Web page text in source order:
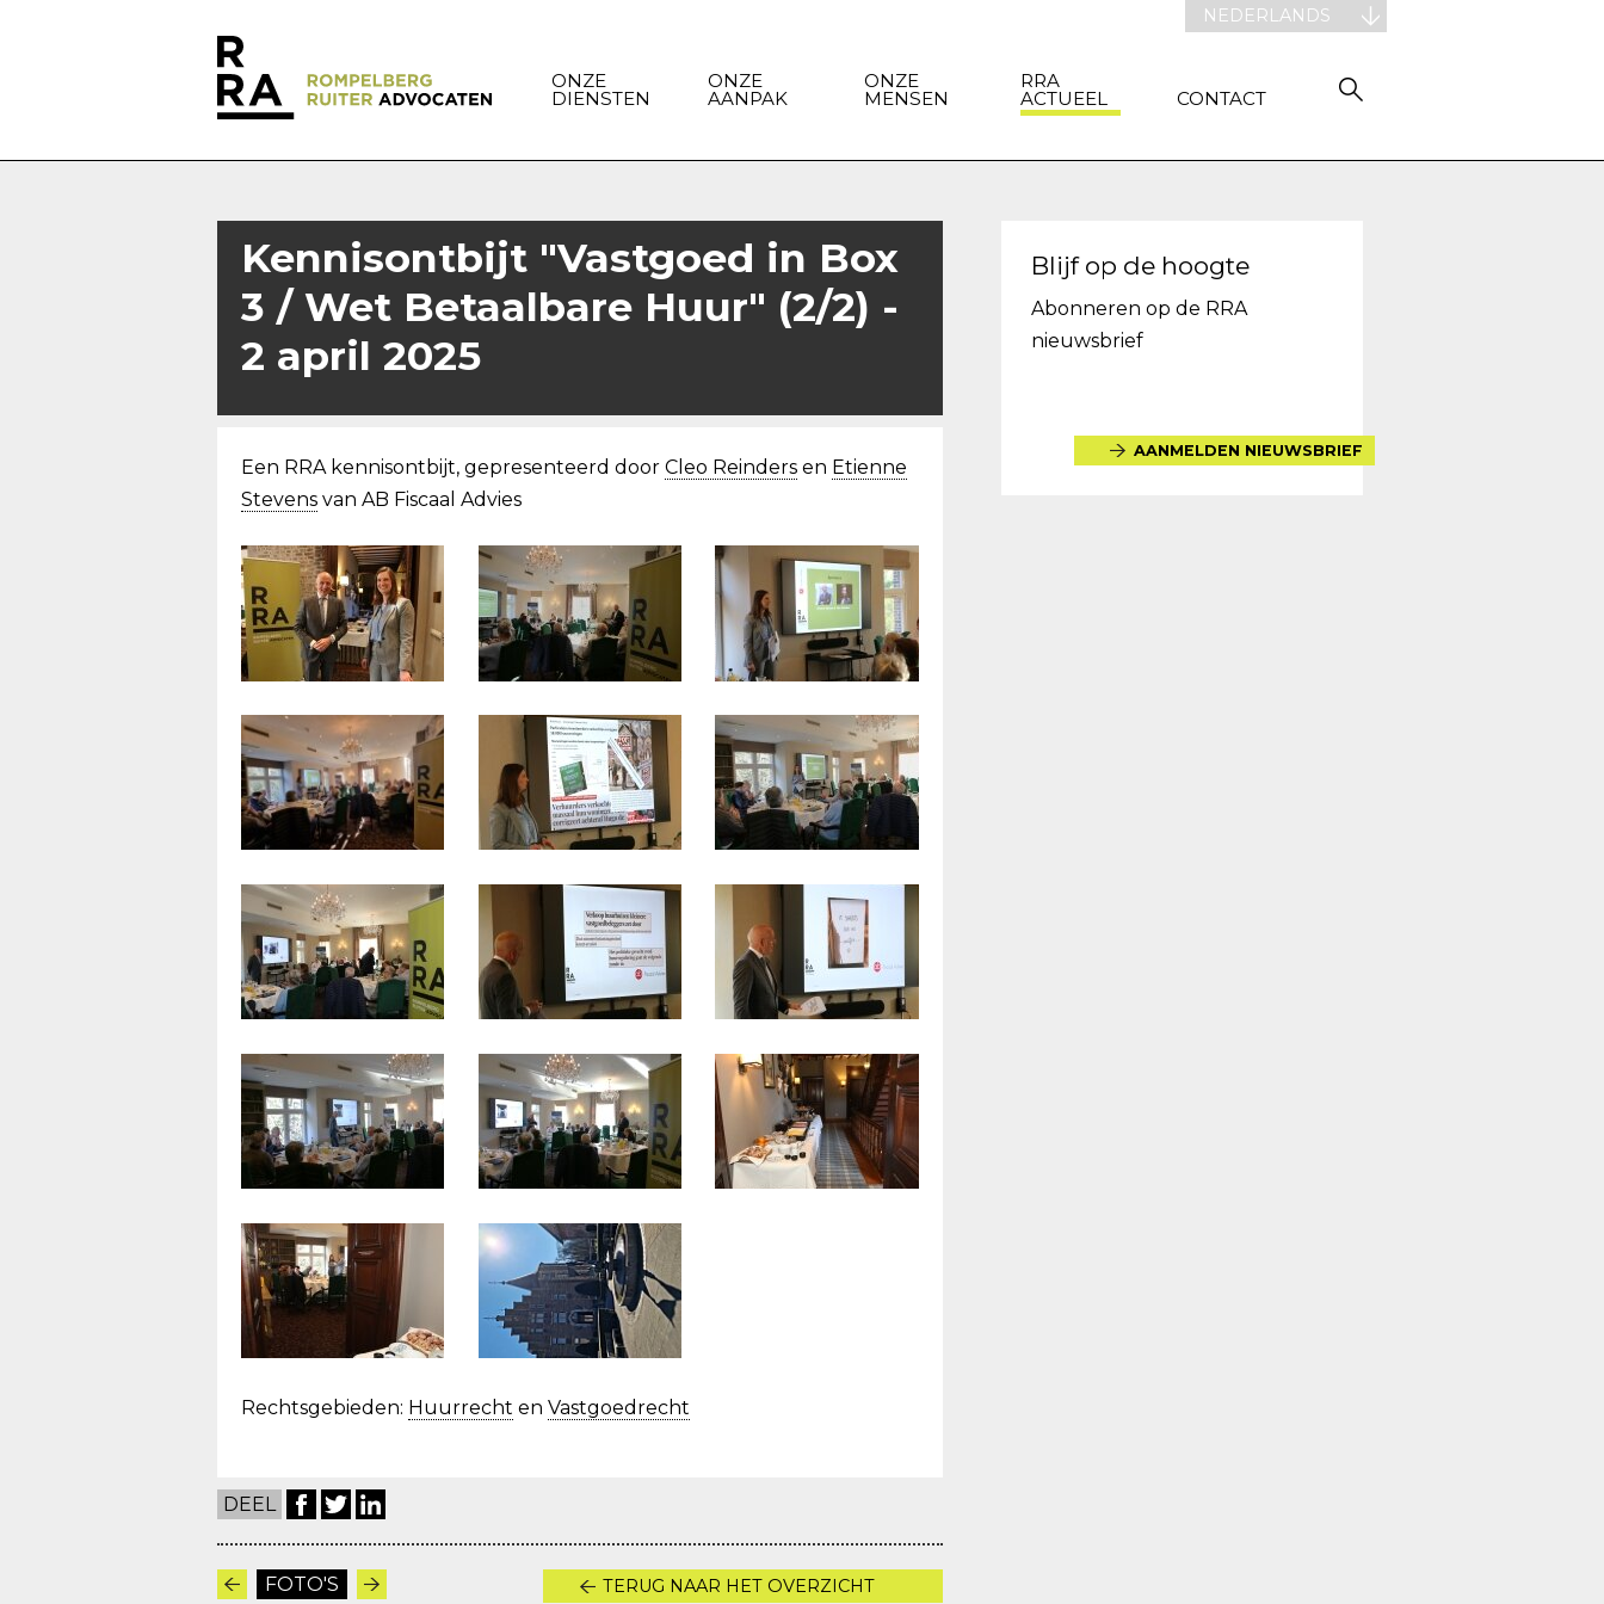
ONZE
DIENSTEN
ONZE
AANPAK
ONZE
MENSEN
RRA
ACTUEEL CONTACT
NEDERLANDS
Kennisontbijt "Vastgoed in Box
3 / Wet Betaalbare Huur" (2/2) -
2 april 2025
Een RRA kennisontbijt, gepresenteerd door Cleo Reinders en Etienne
Stevens van AB Fiscaal Advies
Rechtsgebieden: Huurrecht en Vastgoedrecht
DEEL
FOTO'S TERUG NAAR HET OVERZICHT
Blijf op de hoogte
Abonneren op de RRA
nieuwsbrief
AANMELDEN NIEUWSBRIEF